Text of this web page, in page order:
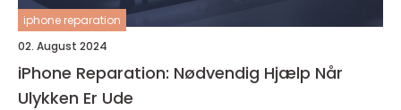
iphone reparation
02. August 2024
iPhone Reparation: Nødvendig Hjælp Når
Ulykken Er Ude